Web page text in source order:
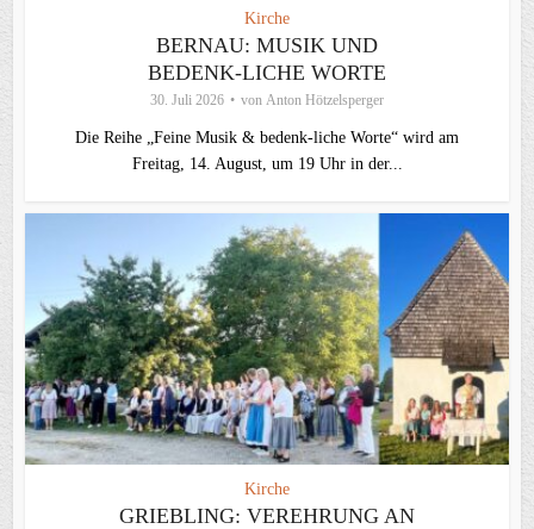
Kirche
BERNAU: MUSIK UND
BEDENK-LICHE WORTE
30. Juli 2026 von Anton Hötzelsperger
Die Reihe „Feine Musik & bedenk-liche Worte“ wird am
Freitag, 14. August, um 19 Uhr in der...
Kirche
GRIEBLING: VEREHRUNG AN